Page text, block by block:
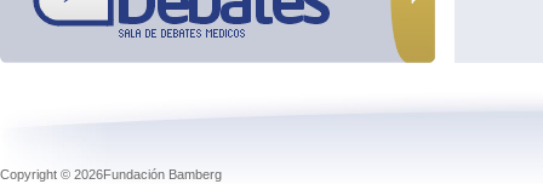
Copyright © 2026Fundación Bamberg